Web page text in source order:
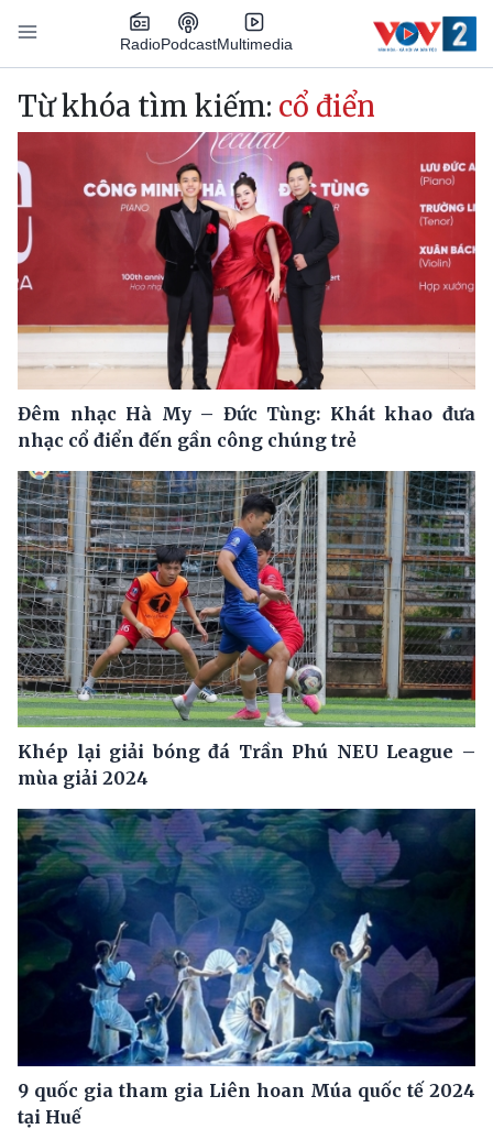
Nhảy đến nội dung
RadioPodcastMultimedia
Main navigation
Từ khóa tìm kiếm: cổ điển
Đêm nhạc Hà My – Đức Tùng: Khát khao đưa
nhạc cổ điển đến gần công chúng trẻ
Khép lại giải bóng đá Trần Phú NEU League –
mùa giải 2024
9 quốc gia tham gia Liên hoan Múa quốc tế 2024
tại Huế